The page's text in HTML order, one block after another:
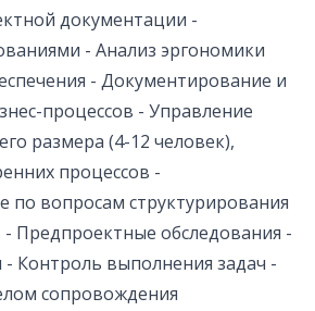
документации -
- Анализ эргономики
- Документирование и
процессов - Управление
размера (4-12 человек),
процессов -
по вопросам структурирования
- Предпроектные обследования -
- Контроль выполнения задач -
сопровождения